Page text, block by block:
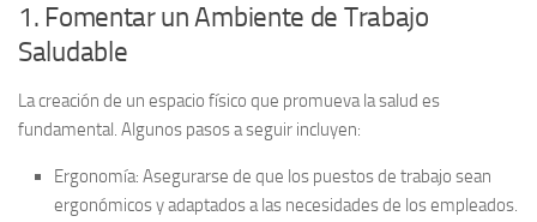
1. Fomentar un Ambiente de Trabajo
Saludable
La creación de un espacio físico que promueva la salud es
fundamental. Algunos pasos a seguir incluyen:
Ergonomía: Asegurarse de que los puestos de trabajo sean
ergonómicos y adaptados a las necesidades de los empleados.